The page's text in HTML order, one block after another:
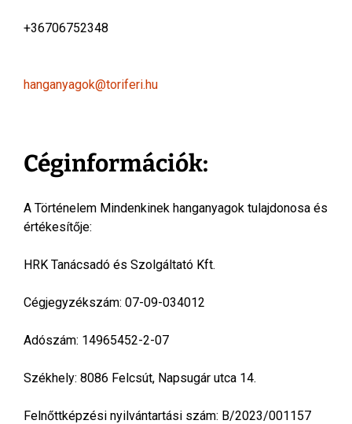
+36706752348
hanganyagok@toriferi.hu
Céginformációk:
A Történelem Mindenkinek hanganyagok tulajdonosa és
értékesítője:
HRK Tanácsadó és Szolgáltató Kft.
Cégjegyzékszám: 07-09-034012
Adószám: 14965452-2-07
Székhely: 8086 Felcsút, Napsugár utca 14.
Felnőttképzési nyilvántartási szám: B/2023/001157